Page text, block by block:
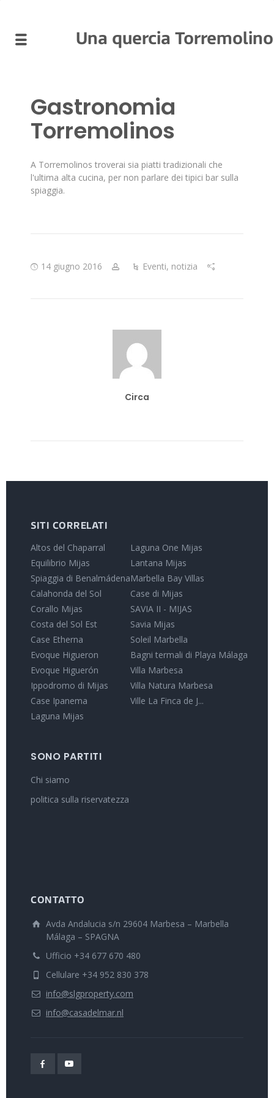
Una quercia
Gastronomia
Torremolinos
A Torremolinos troverai sia piatti tradizionali che
l'ultima alta cucina, per non parlare dei tipici bar sulla
spiaggia.
14 giugno 2016 Eventi, notizia
Circa
SITI CORRELATI
Altos del Chaparral
Equilibrio Mijas
Spiaggia di Benalmádena
Calahonda del Sol
Corallo Mijas
Costa del Sol Est
Case Etherna
Evoque Higueron
Evoque Higuerón
Ippodromo di Mijas
Case Ipanema
Laguna Mijas
Laguna One Mijas
Lantana Mijas
Marbella Bay Villas
Case di Mijas
SAVIA II - MIJAS
Savia Mijas
Soleil Marbella
Bagni termali di Playa Málaga
Villa Marbesa
Villa Natura Marbesa
Ville La Finca de J...
SONO PARTITI
Chi siamo
politica sulla riservatezza
CONTATTO
Avda Andalucia s/n 29604 Marbesa – Marbella
Málaga – SPAGNA
Ufficio +34 677 670 480
Cellulare +34 952 830 378
info@slgproperty.com
info@casadelmar.nl